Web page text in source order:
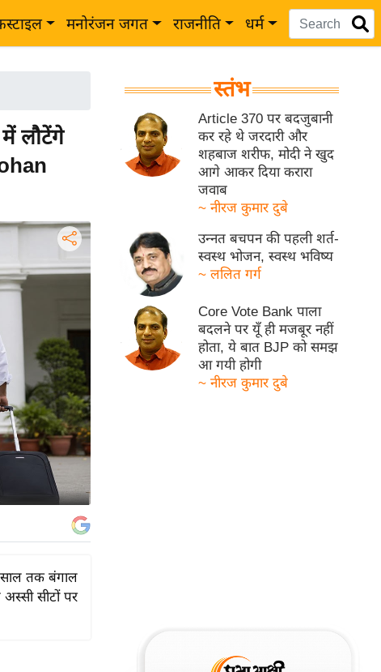
मनोरंजन जगत राजनीति धर्म
लौटेंगे
साल तक बंगाल
अस्सी सीटों पर
स्तंभ
Article 370 पर बदजुबानी
कर रहे थे जरदारी और
शहबाज शरीफ, मोदी ने खुद
आगे आकर दिया करारा
जवाब
~ नीरज कुमार दुबे
उन्नत बचपन की पहली शर्त-
स्वस्थ भोजन, स्वस्थ भविष्य
~ ललित गर्ग
Core Vote Bank पाला
बदलने पर यूँ ही मजबूर नहीं
होता, ये बात BJP को समझ
आ गयी होगी
~ नीरज कुमार दुबे